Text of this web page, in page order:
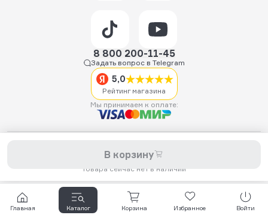
В корзину
Товара сейчас нет в наличии
8 800 200-11-45
Задать вопрос в Telegram
5,0
Рейтинг магазина
Мы принимаем к оплате:
самокатов, запчастей для самокатов, аксессуаров, экипировки,
одежды и обуви.
Главная Каталог Корзина Избранное Войти